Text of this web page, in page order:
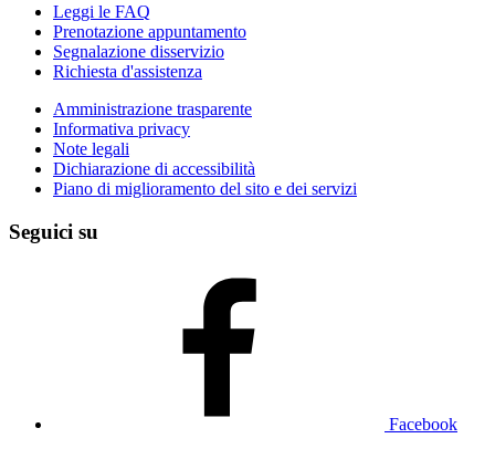
Leggi le FAQ
Prenotazione appuntamento
Segnalazione disservizio
Richiesta d'assistenza
Amministrazione trasparente
Informativa privacy
Note legali
Dichiarazione di accessibilità
Piano di miglioramento del sito e dei servizi
Seguici su
Facebook